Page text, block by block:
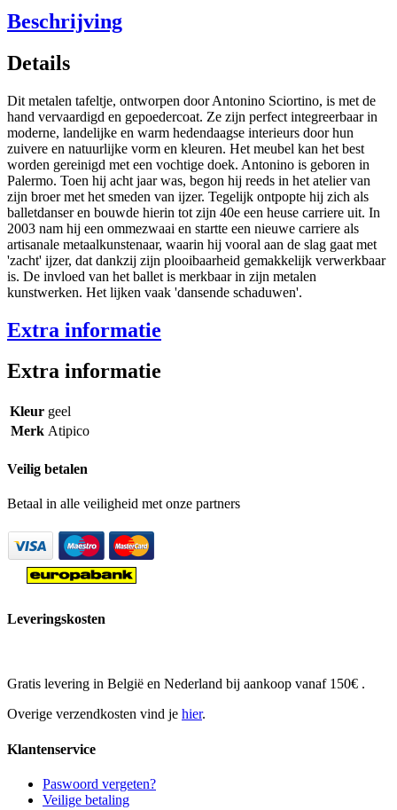
Beschrijving
Details
Dit metalen tafeltje, ontworpen door Antonino Sciortino, is met de
hand vervaardigd en gepoedercoat. Ze zijn perfect integreerbaar in
moderne, landelijke en warm hedendaagse interieurs door hun
zuivere en natuurlijke vorm en kleuren. Het meubel kan het best
worden gereinigd met een vochtige doek. Antonino is geboren in
Palermo. Toen hij acht jaar was, begon hij reeds in het atelier van
zijn broer met het smeden van ijzer. Tegelijk ontpopte hij zich als
balletdanser en bouwde hierin tot zijn 40e een heuse carriere uit. In
2003 nam hij een ommezwaai en startte een nieuwe carriere als
artisanale metaalkunstenaar, waarin hij vooral aan de slag gaat met
'zacht' ijzer, dat dankzij zijn plooibaarheid gemakkelijk verwerkbaar
is. De invloed van het ballet is merkbaar in zijn metalen
kunstwerken. Het lijken vaak 'dansende schaduwen'.
Extra informatie
Extra informatie
Kleur geel
Merk Atipico
Veilig betalen
Betaal in alle veiligheid met onze partners
Leveringskosten
Gratis levering in België en Nederland bij aankoop vanaf 150€ .
Overige verzendkosten vind je hier.
Klantenservice
Paswoord vergeten?
Veilige betaling